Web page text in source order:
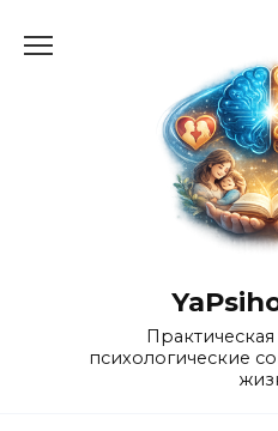
психологические